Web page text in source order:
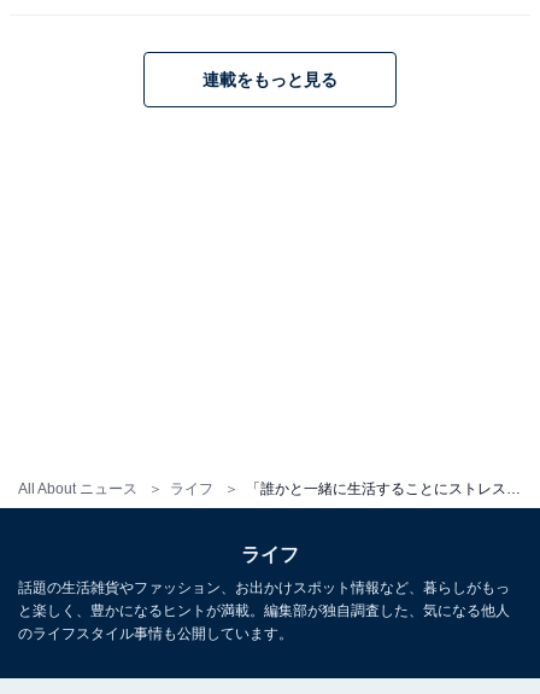
All About ニュース ライフ 「誰かと一緒に生活することにストレスを感じる」42歳女性、年収200万円。Uターンし実家で夢を追うリアル
連載をもっと見る
ライフ
話題の生活雑貨やファッション、お出かけスポット情報など、暮らしがもっ
と楽しく、豊かになるヒントが満載。編集部が独自調査した、気になる他人
のライフスタイル事情も公開しています。